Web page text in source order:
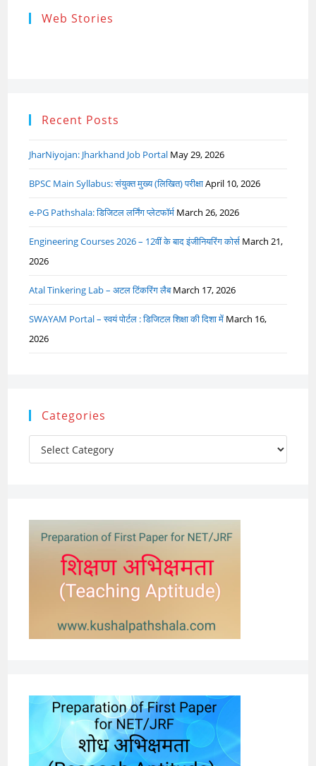
Web Stories
Research
Ethics (शोध
Recent Posts
JharNiyojan: Jharkhand Job Portal May 29, 2026
BPSC Main Syllabus: संयुक्त मुख्य (लिखित) परीक्षाApril 10, 2026
e-PG Pathshala: डिजिटल लर्निंग प्लेटफॉर्म March 26, 2026
Engineering Courses 2026 – 12वीं के बाद इंजीनियरिंग कोर्स March 21,
2026
Atal Tinkering Lab – अटल टिंकरिंग लैब March 17, 2026
SWAYAM Portal – स्वयं पोर्टल : डिजिटल शिक्षा की दिशा में March 16,
2026
Categories
Categories